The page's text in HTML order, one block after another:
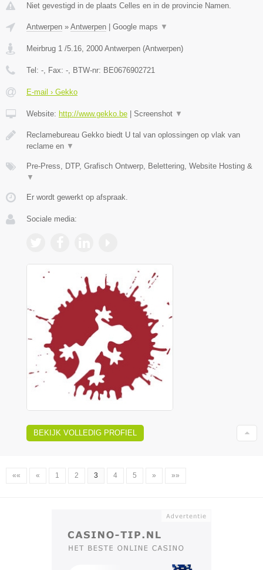
Niet gevestigd in de plaats Celles en in de provincie Namen.
Antwerpen » Antwerpen Google maps ▼
Meirbrug 1 /5.16 2000 Antwerpen (Antwerpen)
Tel: - , Fax: - , BTW-nr: BE0676902721
E-mail › Gekko
Website: http://www.gekko.be Screenshot ▼
Reclamebureau Gekko biedt U tal van oplossingen op vlak van
reclame en ▼
Pre-Press, DTP, Grafisch Ontwerp, Belettering, Website Hosting &
▼
Er wordt gewerkt op afspraak.
Sociale media:
BEKIJK VOLLEDIG PROFIEL
«« « 1 2 3 4 5 » »»